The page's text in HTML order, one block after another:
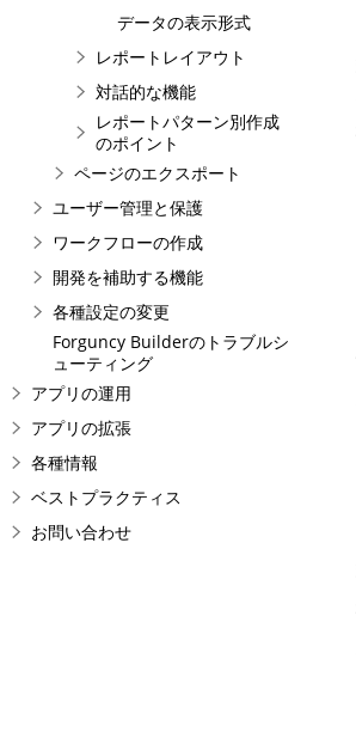
データの表示形式
レポートレイアウト
対話的な機能
レポートパターン別作成
のポイント
ページのエクスポート
ユーザー管理と保護
ワークフローの作成
開発を補助する機能
各種設定の変更
Forguncy Builderのトラブルシ
ューティング
アプリの運用
アプリの拡張
各種情報
ベストプラクティス
お問い合わせ